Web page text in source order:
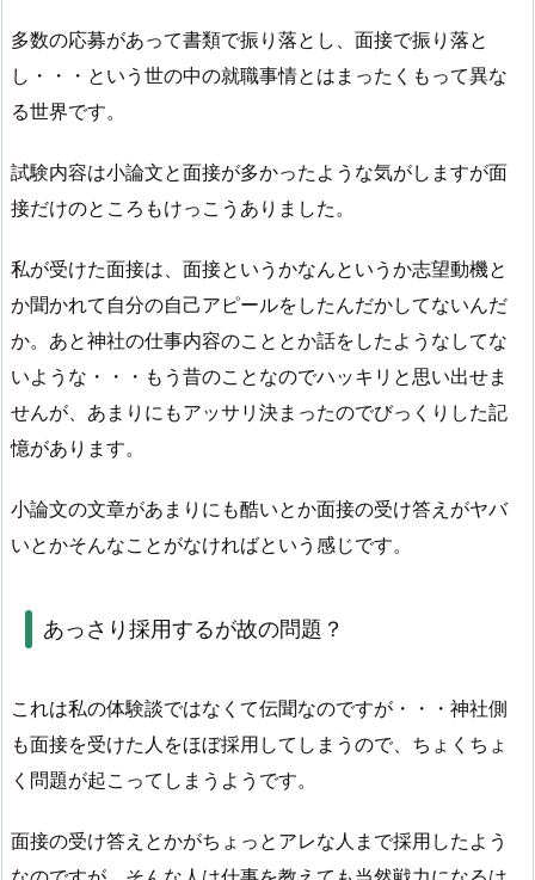
多数の応募があって書類で振り落とし、面接で振り落と
し・・・という世の中の就職事情とはまったくもって異な
る世界です。
試験内容は小論文と面接が多かったような気がしますが面
接だけのところもけっこうありました。
私が受けた面接は、面接というかなんというか志望動機と
か聞かれて自分の自己アピールをしたんだかしてないんだ
か。あと神社の仕事内容のこととか話をしたようなしてな
いような・・・もう昔のことなのでハッキリと思い出せま
せんが、あまりにもアッサリ決まったのでびっくりした記
憶があります。
小論文の文章があまりにも酷いとか面接の受け答えがヤバ
いとかそんなことがなければという感じです。
あっさり採用するが故の問題？
これは私の体験談ではなくて伝聞なのですが・・・神社側
も面接を受けた人をほぼ採用してしまうので、ちょくちょ
く問題が起こってしまうようです。
面接の受け答えとかがちょっとアレな人まで採用したよう